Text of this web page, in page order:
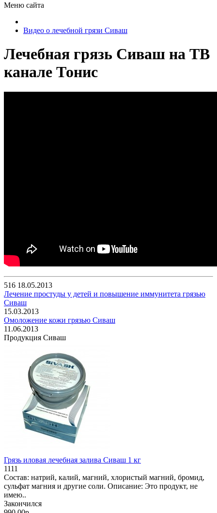
Меню сайта
Видео о лечебной грязи Сиваш
Лечебная грязь Сиваш на ТВ
канале Тонис
516 18.05.2013
Лечение простуды у детей и повышение иммунитета грязью
Сиваш
15.03.2013
Омоложение кожи грязью Сиваш
11.06.2013
Продукция Сиваш
Грязь иловая лечебная залива Сиваш 1 кг
1111
Состав: натрий, калий, магний, хлористый магний, бромид,
сульфат магния и другие соли. Описание: Это продукт, не
имею..
Закончился